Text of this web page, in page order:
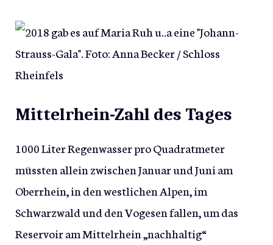
Mittelrhein-Zahl des Tages
1000 Liter Regenwasser pro Quadratmeter
müssten allein zwischen Januar und Juni am
Oberrhein, in den westlichen Alpen, im
Schwarzwald und den Vogesen fallen, um das
Reservoir am Mittelrhein „nachhaltig“